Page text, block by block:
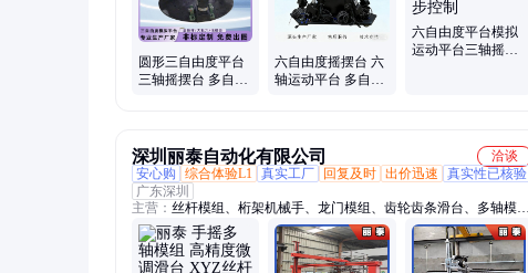
圆形三自由度平台
三轴摇摆台 多自由
六自由度摇摆台 六
轴运动平台 多自由
六自由度平台模拟
运动平台三轴摇摆
深圳丽泰自动化有限公司
洽谈
安心购
综合体验L1 真实工厂 回复及时 出价迅速
真实性已核验
广东深圳
主营： 丝杆模组、桁架机械手、龙门模组、齿轮齿条滑台、多轴模
组、同步带模组、直角坐标机器人、地轨